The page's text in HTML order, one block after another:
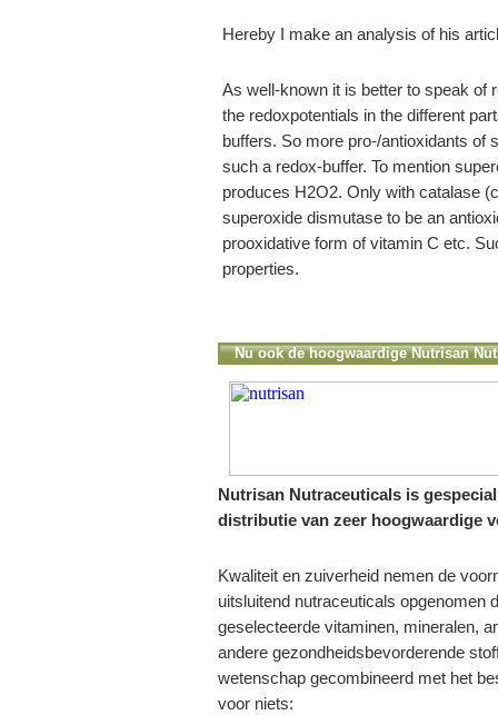
Hereby I make an analysis of his
As well-known it is better to speak of
the redoxpotentials in the different
buffers. So more pro-/antioxidants of
such a redox-buffer. To mention
produces H2O2. Only with catalase
superoxide dismutase to be an
prooxidative form of vitamin C etc.
properties.
Nu ook de hoogwaardige Nutrisan
Nutrisan Nutraceuticals is
distributie van zeer hoogwaardige
Kwaliteit en zuiverheid nemen de
uitsluitend nutraceuticals opgenomen
geselecteerde vitaminen, mineralen,
andere gezondheidsbevorderende
wetenschap gecombineerd met het
voor niets: